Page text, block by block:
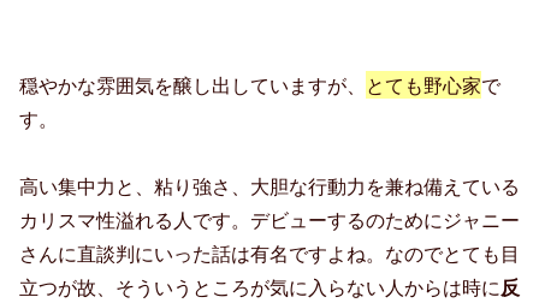
穏やかな雰囲気を醸し出していますが、 とても野心家で
す。
高い集中力と、粘り強さ、大胆な行動力を兼ね備えている
カリスマ性溢れる人です。デビューするのためにジャニー
さんに直談判にいった話は有名ですよね。なのでとても目
立つが故、そういうところが気に入らない人からは時に反